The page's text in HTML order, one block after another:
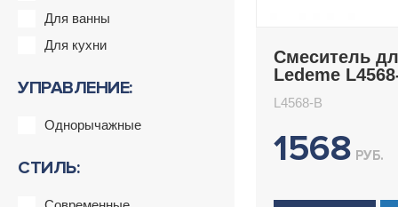
Для ванны
Для кухни
УПРАВЛЕНИЕ:
Однорычажные
СТИЛЬ:
Смеситель
Ledeme
L4568-B
1568 РУБ.